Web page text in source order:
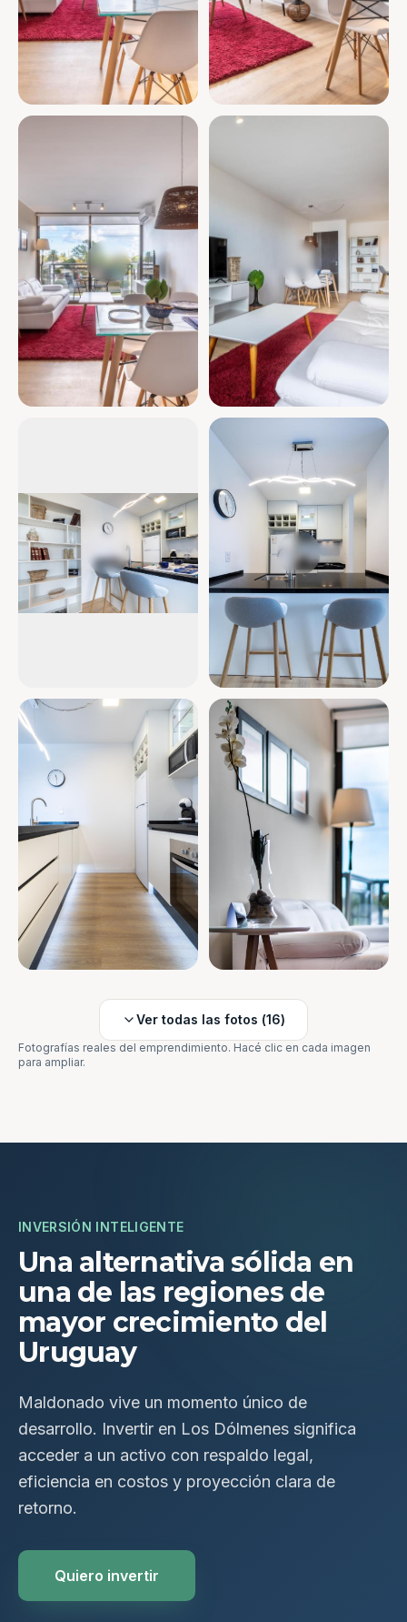
Ver todas las fotos (16)
Fotografías reales del emprendimiento. Hacé clic en cada imagen
para ampliar.
INVERSIÓN INTELIGENTE
Una alternativa sólida en
una de las regiones de
mayor crecimiento del
Uruguay
Maldonado vive un momento único de
desarrollo. Invertir en Los Dólmenes significa
acceder a un activo con respaldo legal,
eficiencia en costos y proyección clara de
retorno.
Quiero invertir